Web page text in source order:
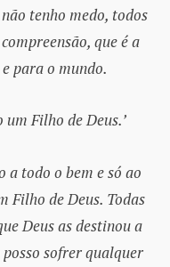
tenho medo, todos
que é a
para o mundo.
um Filho de Deus.’
todo o bem e só ao
Filho de Deus. Todas
Deus as destinou a
sofrer qualquer